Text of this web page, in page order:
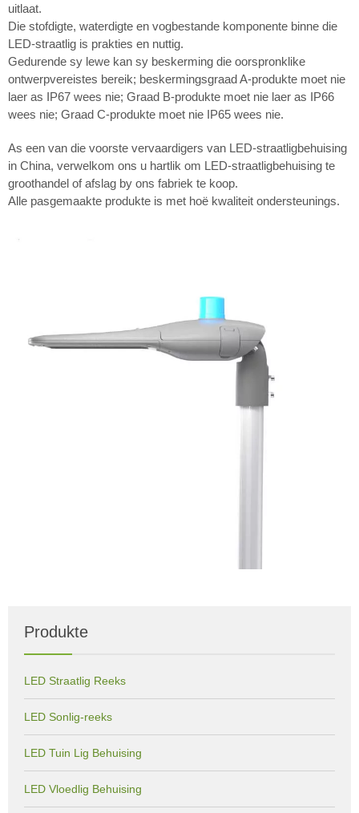
uitlaat.
Die stofdigte, waterdigte en vogbestande komponente binne die
LED-straatlig is prakties en nuttig.
Gedurende sy lewe kan sy beskerming die oorspronklike
ontwerpvereistes bereik; beskermingsgraad A-produkte moet nie
laer as IP67 wees nie; Graad B-produkte moet nie laer as IP66
wees nie; Graad C-produkte moet nie IP65 wees nie.
As een van die voorste vervaardigers van LED-straatligbehuising
in China, verwelkom ons u hartlik om LED-straatligbehuising te
groothandel of afslag by ons fabriek te koop.
Alle pasgemaakte produkte is met hoë kwaliteit ondersteunings.
Produkte
LED Straatlig Reeks
LED Sonlig-reeks
LED Tuin Lig Behuising
LED Vloedlig Behuising